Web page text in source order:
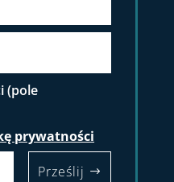
(pole
prywatności
Prześlij